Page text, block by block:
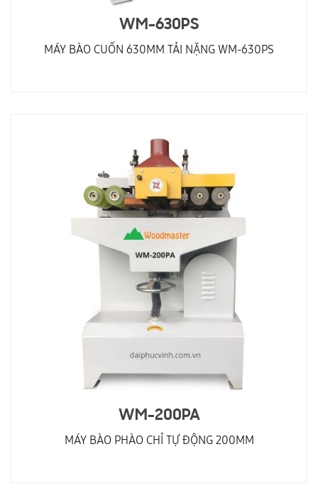
WM-630PS
MÁY BÀO CUỐN 630MM TẢI NẶNG WM-630PS
WM-200PA
MÁY BÀO PHÀO CHỈ TỰ ĐỘNG 200MM